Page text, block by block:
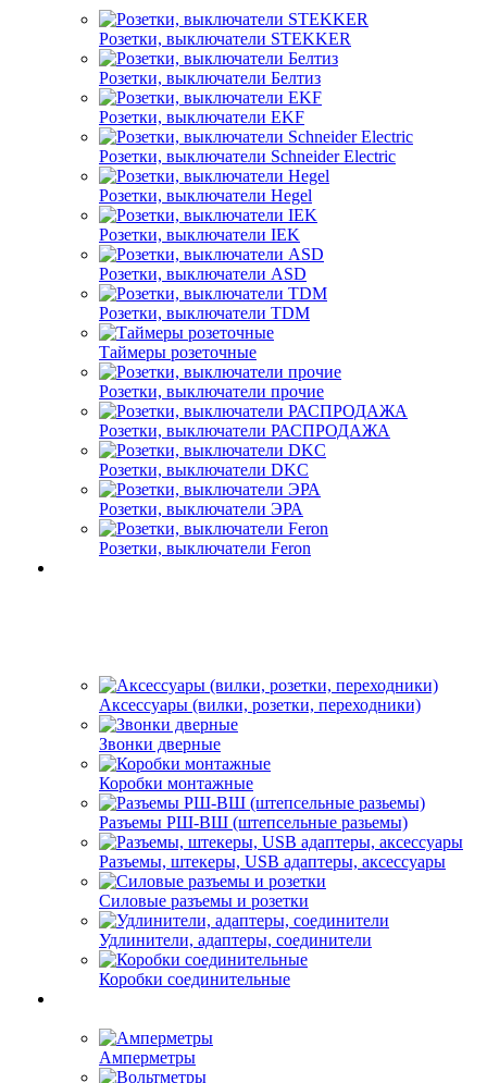
Розетки, выключатели STEKKER
Розетки, выключатели Белтиз
Розетки, выключатели EKF
Розетки, выключатели Schneider Electric
Розетки, выключатели Hegel
Розетки, выключатели IEK
Розетки, выключатели ASD
Розетки, выключатели TDM
Таймеры розеточные
Розетки, выключатели прочие
Розетки, выключатели РАСПРОДАЖА
Розетки, выключатели DKC
Розетки, выключатели ЭРА
Розетки, выключатели Feron
Аксессуары (вилки, розетки, переходники)
Звонки дверные
Коробки монтажные
Разъемы РШ-ВШ (штепсельные разьемы)
Разъемы, штекеры, USB адаптеры, аксессуары
Силовые разъемы и розетки
Удлинители, адаптеры, соединители
Коробки соединительные
Амперметры